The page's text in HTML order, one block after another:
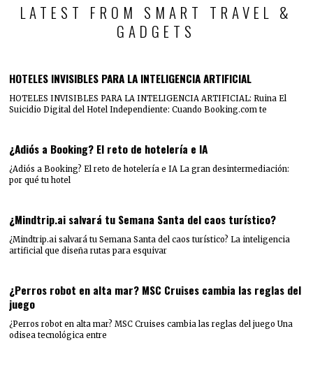
LATEST FROM SMART TRAVEL &
GADGETS
HOTELES INVISIBLES PARA LA INTELIGENCIA ARTIFICIAL
HOTELES INVISIBLES PARA LA INTELIGENCIA ARTIFICIAL: Ruina El
Suicidio Digital del Hotel Independiente: Cuando Booking.com te
¿Adiós a Booking? El reto de hotelería e IA
¿Adiós a Booking? El reto de hotelería e IA La gran desintermediación:
por qué tu hotel
¿Mindtrip.ai salvará tu Semana Santa del caos turístico?
¿Mindtrip.ai salvará tu Semana Santa del caos turístico? La inteligencia
artificial que diseña rutas para esquivar
¿Perros robot en alta mar? MSC Cruises cambia las reglas del
juego
¿Perros robot en alta mar? MSC Cruises cambia las reglas del juego Una
odisea tecnológica entre